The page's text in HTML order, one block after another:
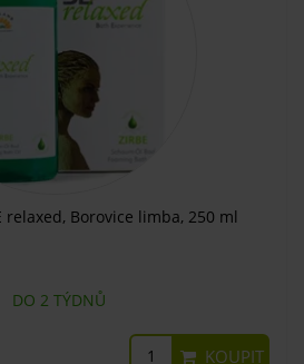
relaxed, Borovice limba, 250 ml
DO 2 TÝDNŮ
KOUPIT